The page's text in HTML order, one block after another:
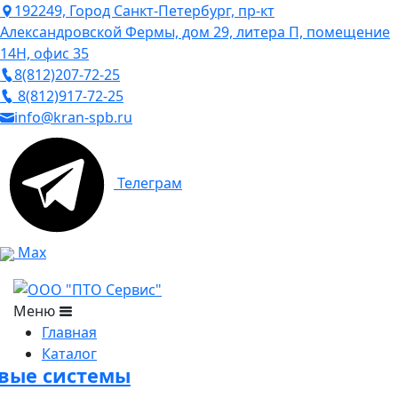
192249, Город Санкт-Петербург, пр-кт
Александровской Фермы, дом 29, литера П, помещение
14Н, офис 35
8(812)207-72-25
8(812)917-72-25
info@kran-spb.ru
Телеграм
Max
Меню
Главная
Каталог
системы